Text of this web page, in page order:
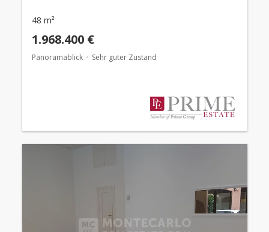
48 m²
1.968.400 €
Panoramablick Sehr guter Zustand